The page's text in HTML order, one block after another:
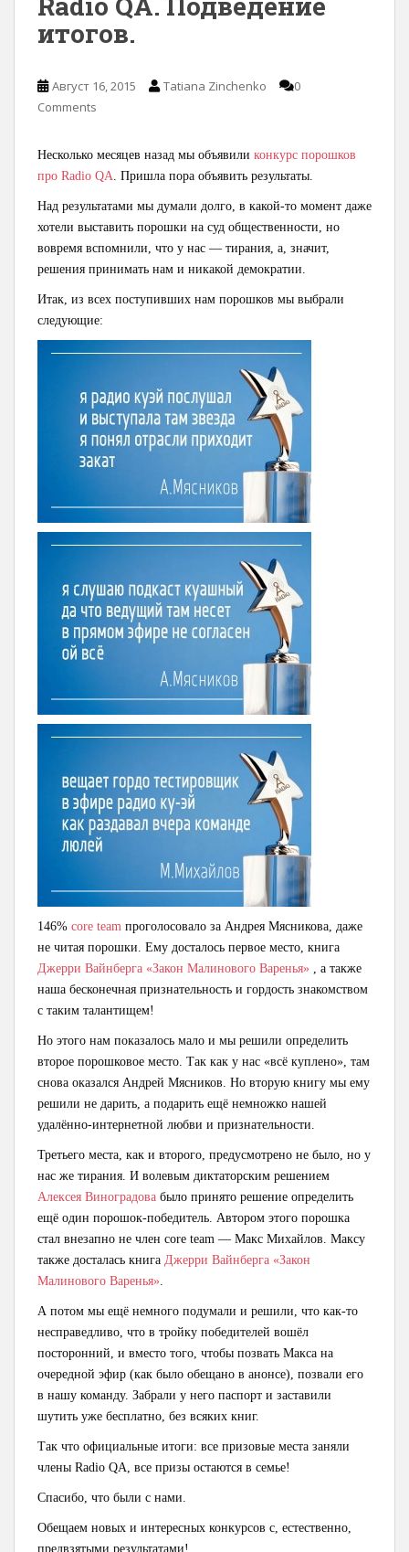
итогов.
Август 16, 2015 Tatiana Zinchenko
0
Comments
Несколько месяцев назад мы объявили конкурс порошков
про Radio QA . Пришла пора объявить результаты.
Над результатами мы думали долго, в какой-то момент даже
хотели выставить порошки на суд общественности, но
вовремя вспомнили, что у нас — тирания, а, значит,
решения принимать нам и никакой демократии.
Итак, из всех поступивших нам порошков мы выбрали
следующие:
146% core team проголосовало за Андрея Мясникова, даже
не читая порошки. Ему досталось первое место, книга
Джерри Вайнберга «Закон Малинового Варенья» , а также
наша бесконечная признательность и гордость знакомством
с таким талантищем!
Но этого нам показалось мало и мы решили определить
второе порошковое место. Так как у нас «всё куплено», там
снова оказался Андрей Мясников. Но вторую книгу мы ему
решили не дарить, а подарить ещё немножко нашей
удалённо-интернетной любви и признательности.
Третьего места, как и второго, предусмотрено не было, но у
нас же тирания. И волевым диктаторским решением
Алексея Виноградова было принято решение определить
ещё один порошок-победитель. Автором этого порошка
стал внезапно не член core team — Макс Михайлов. Максу
также досталась книга Джерри Вайнберга «Закон
Малинового Варенья»
А потом мы ещё немного подумали и решили, что как-то
несправедливо, что в тройку победителей вошёл
посторонний, и вместо того, чтобы позвать Макса на
очередной эфир (как было обещано в анонсе), позвали его
в нашу команду. Забрали у него паспорт и заставили
шутить уже бесплатно, без всяких книг.
Так что официальные итоги: все призовые места заняли
члены Radio QA, все призы остаются в семье!
Спасибо, что были с нами.
Обещаем новых и интересных конкурсов с, естественно,
предвзятыми результатами!